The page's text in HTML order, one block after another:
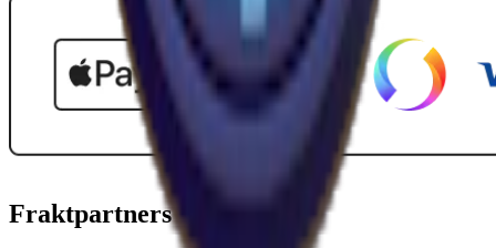
Fraktpartners